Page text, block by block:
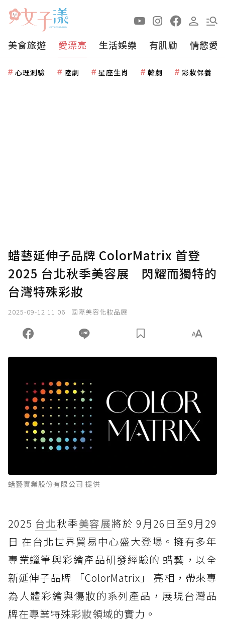
美食旅遊 愛漂亮 生活娛樂 有肌勵 情慾愛
心理測驗 陸劇 星座生肖 韓劇 彩妝保養
蜡藝延伸子品牌 ColorMatrix 首登
2025 台北秋季美容展 閃耀而獨特的
台灣特殊彩妝
2025-09-12 11:06 國際美容化妝品展
蜡藝實業股份有限公司 提供
2025 台北秋季美容展將於 9月26日至9月29
日 在台北世界貿易中心盛大登場。擁有多年
專業蠟筆與彩繪產品研發經驗的 蜡藝，以全
新延伸子品牌 「ColorMatrix」 亮相，帶來專
為人體彩繪與傷妝的系列產品，展現台灣品
牌在專業特殊彩妝領域的實力。